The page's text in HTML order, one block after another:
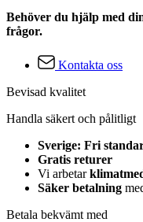
Behöver du hjälp med
frågor.
Kontakta oss
Bevisad kvalitet
Handla säkert och pålitligt
Sverige: Fri
Gratis returer
Vi arbetar
Säker betalning
Betala bekvämt med